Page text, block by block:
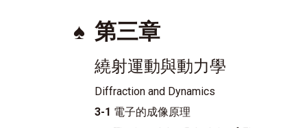
♠ 第三章
繞射運動與動力學
Diffraction and Dynamics
3-1 電子的成像原理